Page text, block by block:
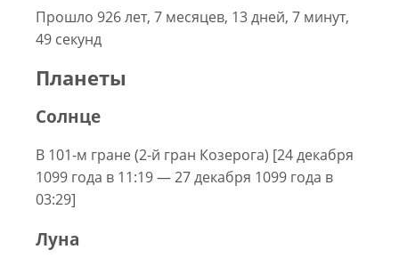
Прошло 926 лет, 7 месяцев, 13 дней, 7 минут,
49 секунд
Планеты
Солнце
В 101-м гране (2-й гран Козерога) [24 декабря
1099 года в 11:19 — 27 декабря 1099 года в
03:29]
Луна